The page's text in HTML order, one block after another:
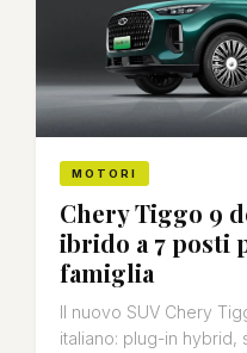
MOTORI
Chery Tiggo 9
ibrido a 7 posti
famiglia
Il nuovo SUV Chery
italiano: plug-in hybrid,